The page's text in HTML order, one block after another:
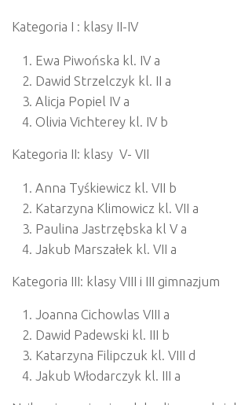
Kategoria I : klasy II-IV
Ewa Piwońska kl. IV a
Dawid Strzelczyk kl. II a
Alicja Popiel IV a
Olivia Vichterey kl. IV b
Kategoria II: klasy V- VII
Anna Tyśkiewicz kl. VII b
Katarzyna Klimowicz kl. VII a
Paulina Jastrzębska kl V a
Jakub Marszałek kl. VII a
Kategoria III: klasy VIII i III gimnazjum
Joanna Cichowlas VIII a
Dawid Padewski kl. III b
Katarzyna Filipczuk kl. VIII d
Jakub Włodarczyk kl. III a